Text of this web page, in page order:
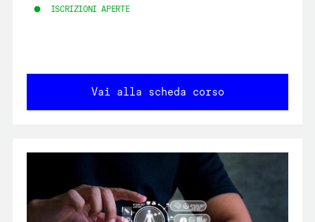
ISCRIZIONI APERTE
Vai alla scheda corso